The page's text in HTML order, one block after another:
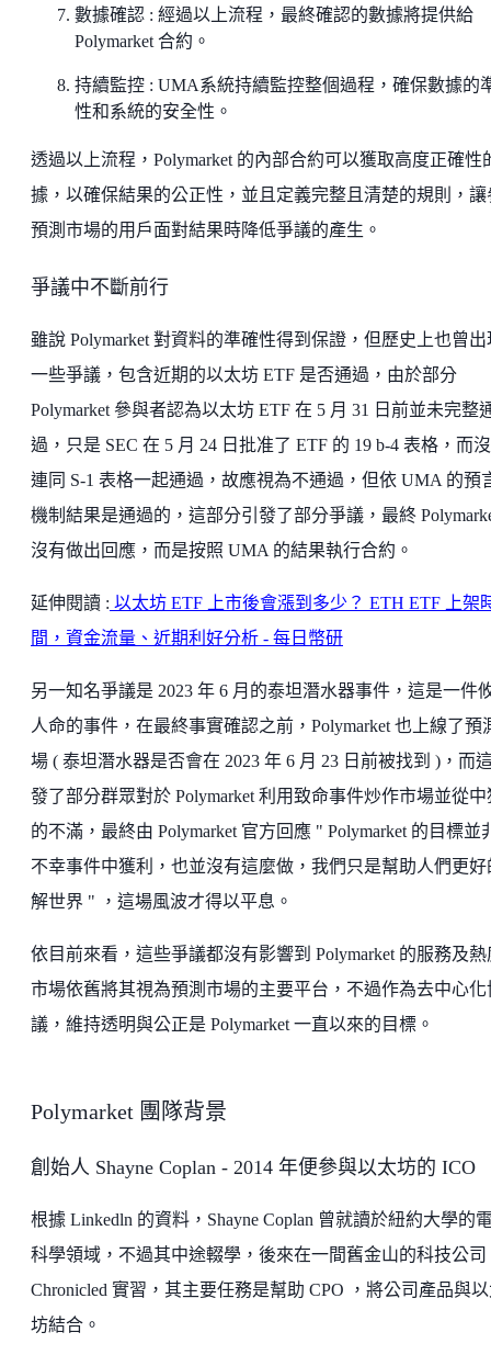
數據確認 : 經過以上流程，最終確認的數據將提供給
Polymarket 合約。
持續監控 : UMA系統持續監控整個過程，確保數據的
性和系統的安全性。
透過以上流程，Polymarket 的內部合約可以獲取高度正確性
據，以確保結果的公正性，並且定義完整且清楚的規則，讓
預測市場的用戶面對結果時降低爭議的產生。
爭議中不斷前行
雖說 Polymarket 對資料的準確性得到保證，但歷史上也曾出
一些爭議，包含近期的以太坊 ETF 是否通過，由於部分
Polymarket 參與者認為以太坊 ETF 在 5 月 31 日前並未完整
過，只是 SEC 在 5 月 24 日批准了 ETF 的 19 b-4 表格，而
連同 S-1 表格一起通過，故應視為不通過，但依 UMA 的預
機制結果是通過的，這部分引發了部分爭議，最終
沒有做出回應，而是按照 UMA 的結果執行合約。
延伸閱讀 : 以太坊 ETF 上市後會漲到多少？ ETH ETF 上架
間，資金流量、近期利好分析 - 每日幣研
另一知名爭議是 2023 年 6 月的泰坦潛水器事件，這是一件
人命的事件，在最終事實確認之前，Polymarket 也上線了預
場 ( 泰坦潛水器是否會在 2023 年 6 月 23 日前被找到 )，而
發了部分群眾對於 Polymarket 利用致命事件炒作市場並從中
的不滿，最終由 Polymarket 官方回應 " Polymarket 的目標並
不幸事件中獲利，也並沒有這麼做，我們只是幫助人們更好
解世界 " ，這場風波才得以平息。
依目前來看，這些爭議都沒有影響到 Polymarket 的服務及熱
市場依舊將其視為預測市場的主要平台，不過作為去中心化
議，維持透明與公正是 Polymarket 一直以來的目標。
Polymarket 團隊背景
創始人 Shayne Coplan - 2014 年便參與以太坊的 ICO
根據 Linkedln 的資料，Shayne Coplan 曾就讀於紐約大學的
科學領域，不過其中途輟學，後來在一間舊金山的科技公司
Chronicled 實習，其主要任務是幫助 CPO ，將公司產品與
坊結合。